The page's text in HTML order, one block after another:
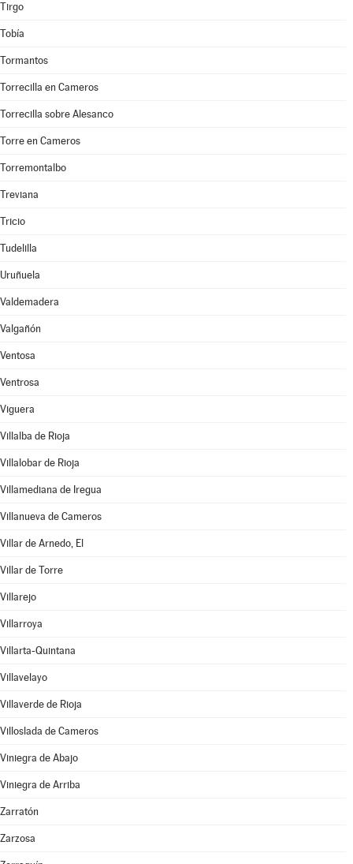
Tirgo
Tobía
Tormantos
Torrecilla en Cameros
Torrecilla sobre Alesanco
Torre en Cameros
Torremontalbo
Treviana
Tricio
Tudelilla
Uruñuela
Valdemadera
Valgañón
Ventosa
Ventrosa
Viguera
Villalba de Rioja
Villalobar de Rioja
Villamediana de Iregua
Villanueva de Cameros
Villar de Arnedo, El
Villar de Torre
Villarejo
Villarroya
Villarta-Quintana
Villavelayo
Villaverde de Rioja
Villoslada de Cameros
Viniegra de Abajo
Viniegra de Arriba
Zarratón
Zarzosa